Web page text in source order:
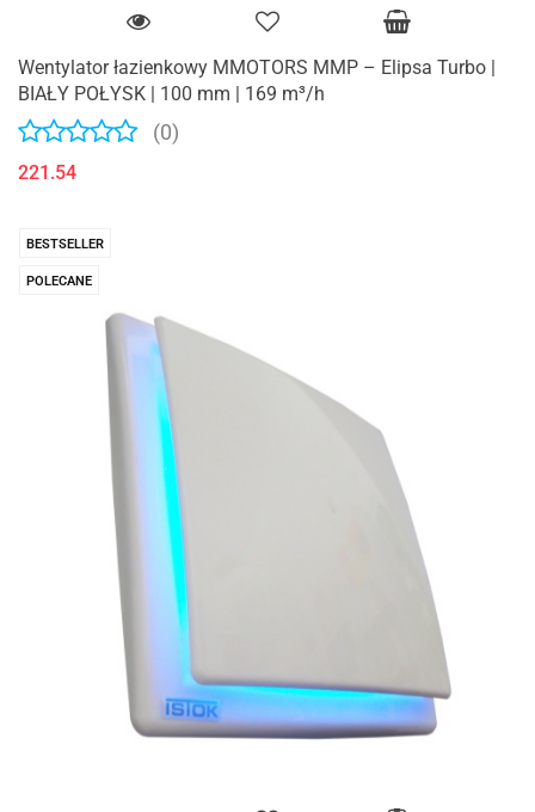
Wentylator łazienkowy MMOTORS MMP – Elipsa Turbo |
BIAŁY POŁYSK | 100 mm | 169 m³/h
(0)
221.54
BESTSELLER
POLECANE